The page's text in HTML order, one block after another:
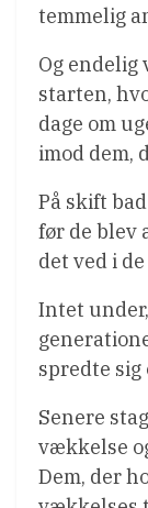
temmelig
Og
starten,
dage om
imod dem,
På skift
før de blev
det ved i
Intet
spredte sig
Senere
vækkelse
Dem, der